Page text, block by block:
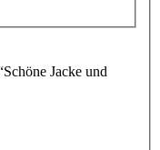
Jacke und